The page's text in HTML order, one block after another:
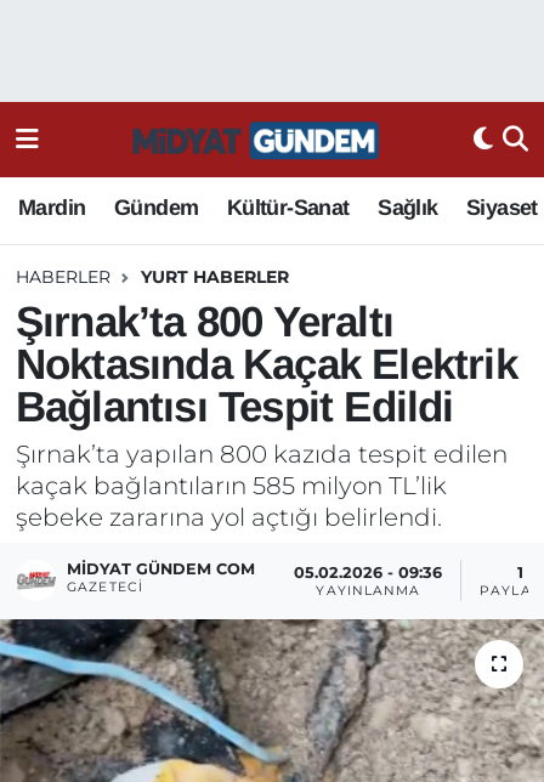
Mardin Gündem Kültür-Sanat Sağlık Siyaset
HABERLER YURT HABERLER
Şırnak’ta 800 Yeraltı
Noktasında Kaçak Elektrik
Bağlantısı Tespit Edildi
Şırnak’ta yapılan 800 kazıda tespit edilen
kaçak bağlantıların 585 milyon TL’lik
şebeke zararına yol açtığı belirlendi.
MIDYAT GÜNDEM COM
GAZETECI
05.02.2026 - 09:36
YAYINLANMA
1